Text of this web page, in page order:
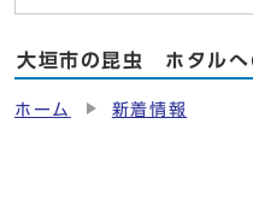
大垣市の昆虫 ホタルへ
ホーム 新着情報